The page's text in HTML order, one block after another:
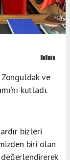
ve
kutladı.
bizleri
biri olan
değerlendirerek